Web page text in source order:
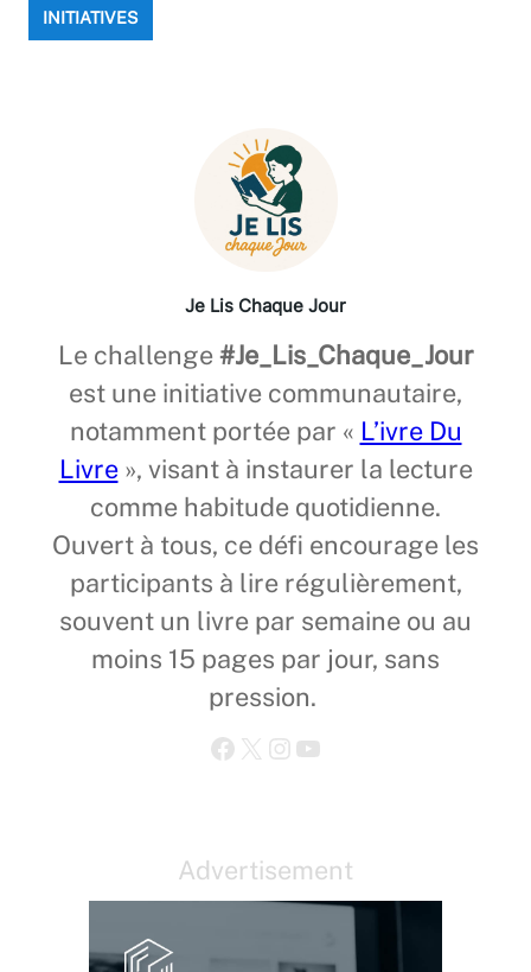
INITIATIVES
Je Lis Chaque Jour
Le challenge#Je_Lis_Chaque_Jour
est une initiative communautaire,
notamment portée par « L’ivre Du
Livre», visant à instaurer la lecture
comme habitude quotidienne.
Ouvert à tous, ce défi encourage les
participants à lire régulièrement,
souvent un livre par semaine ou au
moins 15 pages par jour, sans
pression.
Facebook X Instagram YouTube
Advertisement